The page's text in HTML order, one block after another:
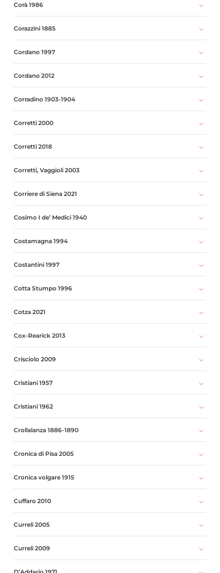
Corà 1986
Corazzini 1885
Cordano 1997
Cordano 2012
Corradino 1903-1904
Corretti 2000
Corretti 2018
Corretti, Vaggioli 2003
Corriere di Siena 2021
Cosimo I de’ Medici 1940
Costamagna 1994
Costantini 1997
Cotta Stumpo 1996
Cotza 2021
Cox-Rearick 2013
Crisciolo 2009
Cristiani 1957
Cristiani 1962
Crollalanza 1886-1890
Cronica di Pisa 2005
Cronica volgare 1915
Cuffaro 2010
Curreli 2005
Curreli 2009